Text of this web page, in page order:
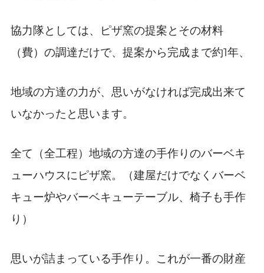
協力隊としては、ピザ窯の提案とその材料
（費）の調達だけで、提案から完成まで約1年、
地域の方達の力が、思いがなければ完成出来て
いなかったと思います。
全て（全工程）地域の方達の手作りのバーベキ
ューハウスにピザ窯。（建屋だけでなくバーベ
キュー炉やバーベキューテーブル、椅子も手作
り）
思いが詰まっている手作り。これが一番の財産